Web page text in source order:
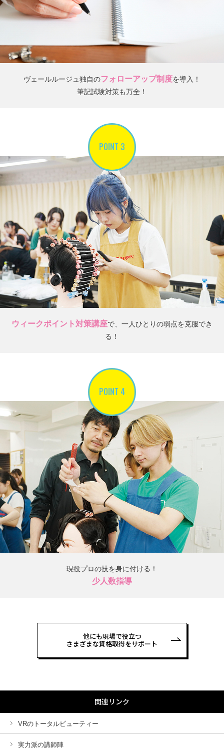
ヴェールルージュ独自のフォローアップ制度を導入！
筆記試験対策も万全！
POINT 3
ウィークポイント対策講座で、一人ひとりの弱点を克服でき
る！
POINT 4
現役プロの技を身に付ける！
少人数指導
他にも現場で役立つ
さまざまな資格取得をサポート
関連リンク
VRのトータルビューティー
実力派の講師陣